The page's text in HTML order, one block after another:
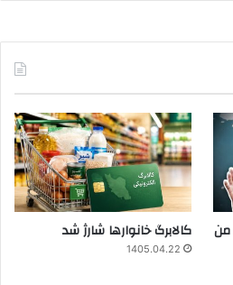
من
کالابرگ خانوارها شارژ شد
1405.04.22